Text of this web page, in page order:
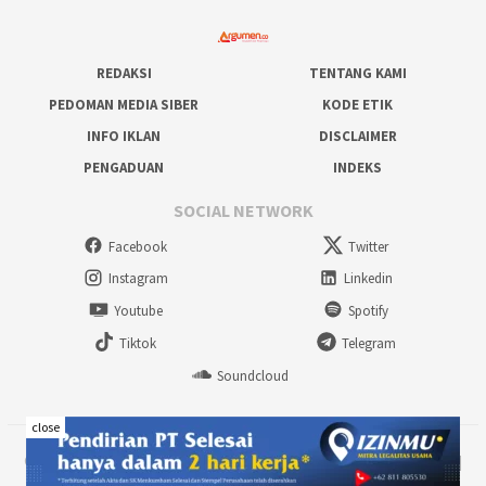
REDAKSI
TENTANG KAMI
PEDOMAN MEDIA SIBER
KODE ETIK
INFO IKLAN
DISCLAIMER
PENGADUAN
INDEKS
SOCIAL NETWORK
Facebook
Twitter
Instagram
Linkedin
Youtube
Spotify
Tiktok
Telegram
Soundcloud
©2024 www.argumen.co - Inspiratif & Terpercaya | PT. TAYO MEDIA UTAMA |
All rights reserved.
close